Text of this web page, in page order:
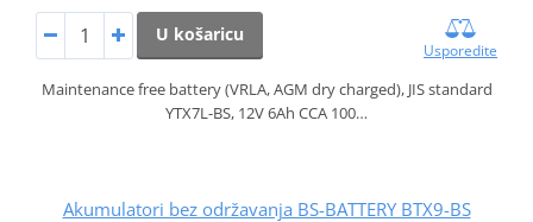
U košaricu
Usporedite
Maintenance free battery (VRLA, AGM dry charged), JIS standard
YTX7L-BS, 12V 6Ah CCA 100…
Akumulatori bez održavanja BS-BATTERY BTX9-BS